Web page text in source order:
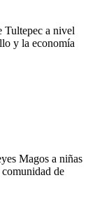
Tultepec a nivel
y la economía
Magos a niñas
de